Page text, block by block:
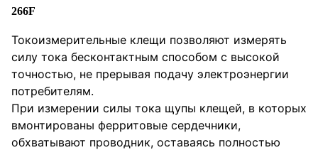
266F
Токоизмерительные клещи позволяют измерять
силу тока бесконтактным способом с высокой
точностью, не прерывая подачу электроэнергии
потребителям.
При измерении силы тока щупы клещей, в которых
вмонтированы ферритовые сердечники,
обхватывают проводник, оставаясь полностью